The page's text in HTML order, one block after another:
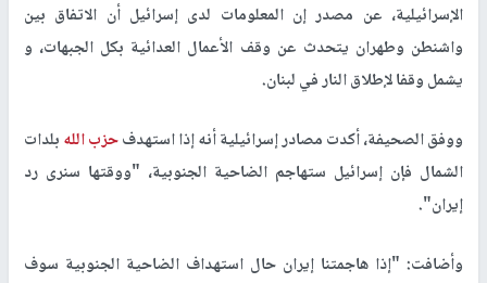
الإسرائيلية، عن مصدر إن المعلومات لدى إسرائيل أن الاتفاق بين
واشنطن وطهران يتحدث عن وقف الأعمال العدائية بكل الجبهات، و
يشمل وقفا لإطلاق النار في لبنان.
ووفق الصحيفة، أكدت مصادر إسرائيلية أنه إذا استهدفحزب اللهبلدات
الشمال فإن إسرائيل ستهاجم الضاحية الجنوبية، "ووقتها سنرى رد
إيران".
وأضافت: "إذا هاجمتنا إيران حال استهداف الضاحية الجنوبية سوف